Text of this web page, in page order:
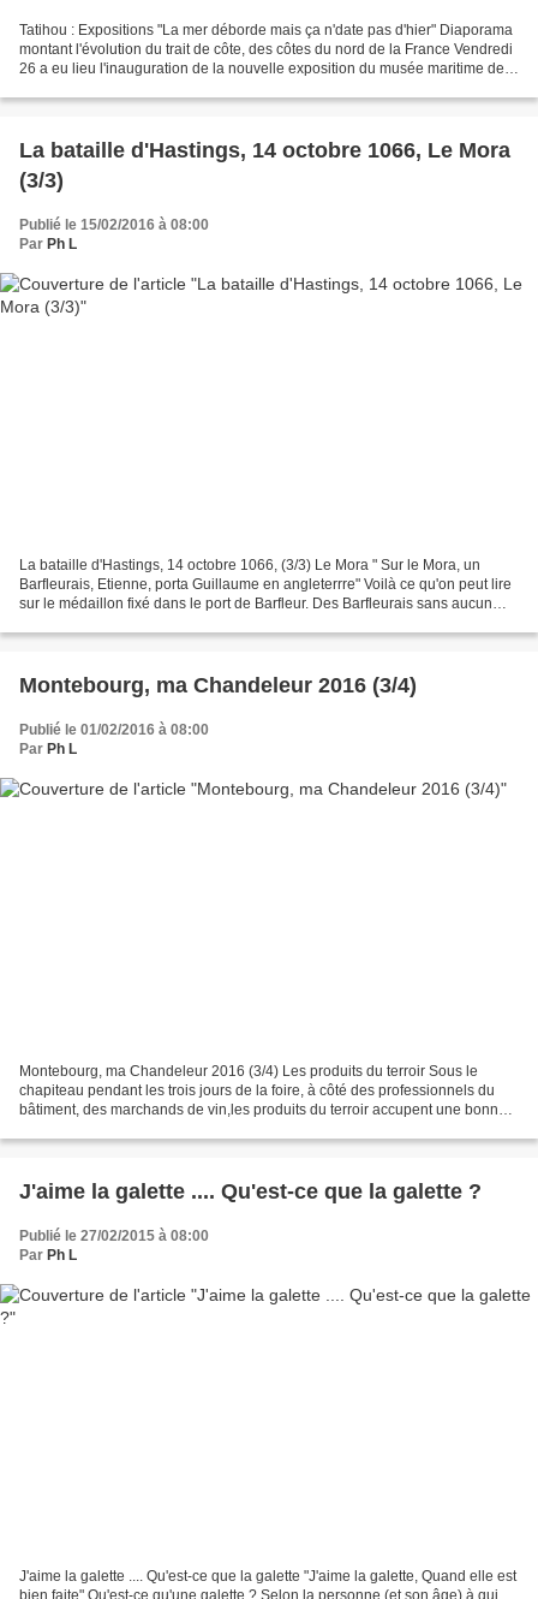
Tatihou : Expositions "La mer déborde mais ça n'date pas d'hier" Diaporama
montant l'évolution du trait de côte, des côtes du nord de la France Vendredi
26 a eu lieu l'inauguration de la nouvelle exposition du musée maritime de
La bataille d'Hastings, 14 octobre 1066, Le Mora
(3/3)
Publié le 15/02/2016 à 08:00
Par Ph L
La bataille d'Hastings, 14 octobre 1066, (3/3) Le Mora " Sur le Mora, un
Barfleurais, Etienne, porta Guillaume en angleterrre" Voilà ce qu'on peut lire
sur le médaillon fixé dans le port de Barfleur. Des Barfleurais sans aucun
Montebourg, ma Chandeleur 2016 (3/4)
Publié le 01/02/2016 à 08:00
Par Ph L
Montebourg, ma Chandeleur 2016 (3/4) Les produits du terroir Sous le
chapiteau pendant les trois jours de la foire, à côté des professionnels du
bâtiment, des marchands de vin,les produits du terroir accupent une bonne
J'aime la galette .... Qu'est-ce que la galette ?
Publié le 27/02/2015 à 08:00
Par Ph L
J'aime la galette .... Qu'est-ce que la galette "J'aime la galette, Quand elle est
bien faite" Qu'est-ce qu'une galette ? Selon la personne (et son âge) à qui